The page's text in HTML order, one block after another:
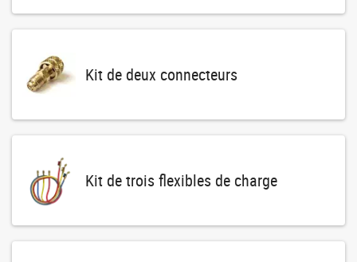
Kit de deux connecteurs
Kit de trois flexibles de charge